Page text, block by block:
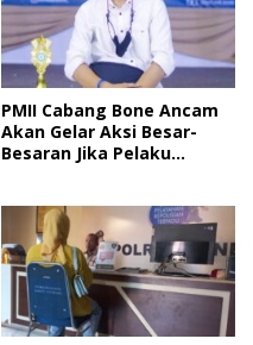
PMII Cabang Bone Ancam
Akan Gelar Aksi Besar-
Besaran Jika Pelaku